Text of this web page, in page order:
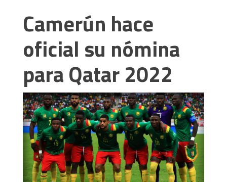
Camerún hace
oficial su nómina
para Qatar 2022